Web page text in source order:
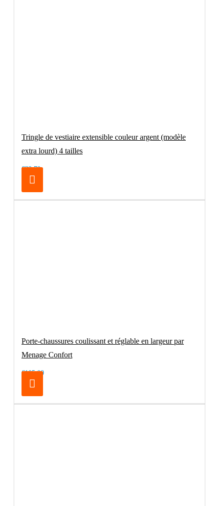
Tringle de vestiaire extensible couleur argent (modèle
extra lourd) 4 tailles
€32.70
Porte-chaussures coulissant et réglable en largeur par
Menage Confort
€105.00